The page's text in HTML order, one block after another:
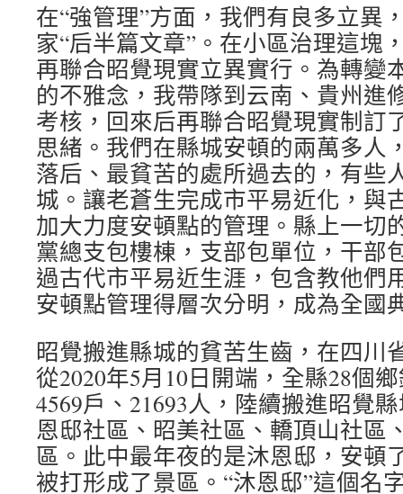
在“強管理”方面，我們有良多立異
家“后半篇文章”。在小區治理這塊
再聯合昭覺現實立異實行。為轉變
的不雅念，我帶隊到云南、貴州進
考核，回來后再聯合昭覺現實制訂
思緒。我們在縣城安頓的兩萬多人
落后、最貧苦的處所過去的，有些
城。讓老蒼生完成市平易近化，與
加大力度安頓點的管理。縣上一切
黨總支包樓棟，支部包單位，干部
過古代市平易近生涯，包含教他們
安頓點管理得層次分明，成為全國
昭覺搬進縣城的貧苦生齒，在四川
從2020年5月10日開端，全縣28個
4569戶、21693人，陸續搬進昭
恩邸社區、昭美社區、轎頂山社區
區。此中最年夜的是沐恩邸，安頓
被打形成了景區。“沐恩邸”這個名